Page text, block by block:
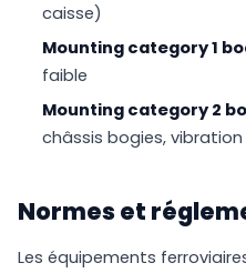
caisse)
Mounting category 1
faible
Mounting category 2
châssis bogies,
Normes et
Les équipements